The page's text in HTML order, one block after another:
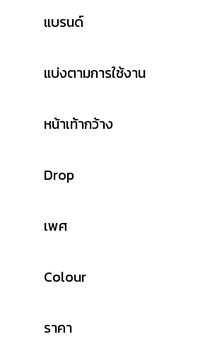
แบรนด์
แบ่งตามการใช้งาน
หน้าเท้ากว้าง
Drop
เพศ
Colour
ราคา